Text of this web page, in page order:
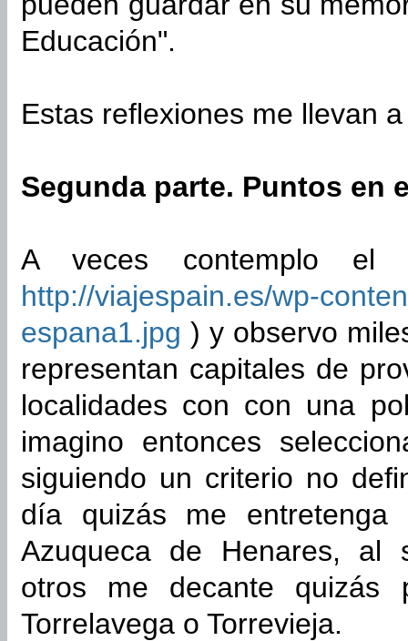
Educación".
Estas reflexiones me llevan
Segunda parte. Puntos en
A veces contemplo el
http://viajespain.es/wp-
espana1.jpg ) y observo
representan capitales de
localidades con con una
imagino entonces
siguiendo un criterio no
día quizás me entretenga
Azuqueca de Henares, al
otros me decante quizás
Torrelavega o Torrevieja.